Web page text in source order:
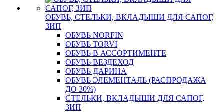
ОБУВЬ, СТЕЛЬКИ, ВКЛАДЫШИ ДЛЯ САПОГ,
ЗИП
ОБУВЬ NORFIN
ОБУВЬ TORVI
ОБУВЬ В АССОРТИМЕНТЕ
ОБУВЬ ВЕЗДЕХОД
ОБУВЬ ДАРИНА
ОБУВЬ ЭЛЕМЕНТАЛЬ (РАСПРОДАЖА
ДО 30%)
СТЕЛЬКИ, ВКЛАДЫШИ ДЛЯ САПОГ,
ЗИП